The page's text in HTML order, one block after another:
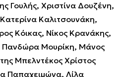
Γουλής, Χριστίνα Δουζένη,
Καλιτσουνάκη,
Κόικας, Νίκος Κρανάκης,
Πανδώρα Μουρίκη, Μάνος
Μπελντέκος Χρίστος
Παπαχειμώνα, Λίλα